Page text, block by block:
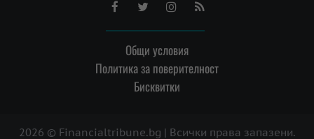
FacebookTwitterInstagram
RSS
Общи условия
Политика за поверителност
Бисквитки
2026 © Financialtribune.bg | Всички права запазени.